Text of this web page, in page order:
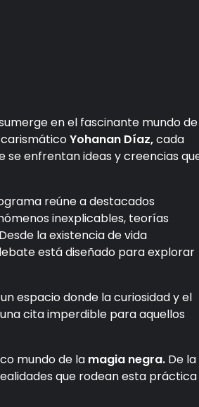
en el fascinante mundo de
Yohanan Díaz,cada
se enfrentan ideas y creencias
reúne a destacados
inexplicables, teorías
la existencia de vida
está diseñado para explorar
espacio donde la curiosidad y el
cita imperdible para aquellos
mundo de la magia negra. De la
que rodean esta práctica